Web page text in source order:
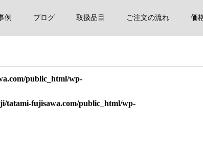
例 ブログ 取扱品目 ご注文の流れ 価
public_html/wp-
tatami-fujisawa.com/public_html/wp-